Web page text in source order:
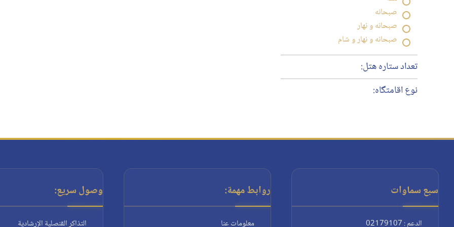
صبحانه
صبحانه و نهار
صبحانه و نهار و شام
تعداد ستاره هتل:
نوع اقامتگاه:
سبع سماوات
الدعم : 02179107
روابط مهمة:
معلومات عنا
وصول سريع:
التذاكر القنصلية الإرشادية